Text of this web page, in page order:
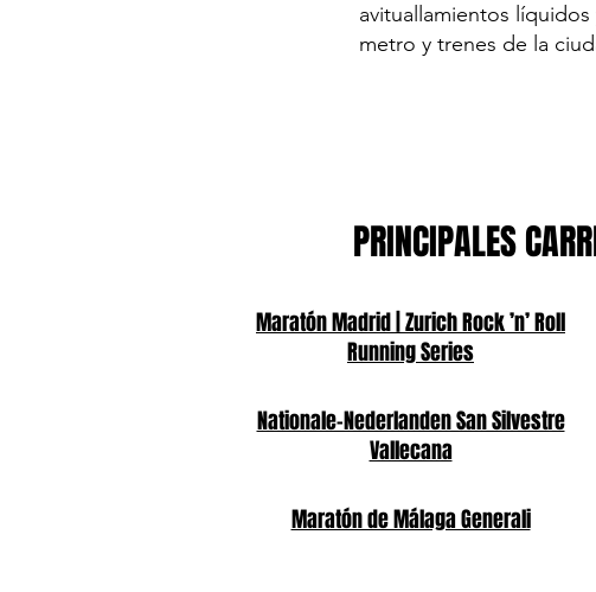
avituallamientos
metro y trenes de la
PRINCIPALES
Maratón Madrid | Zurich Rock ’n’ Roll
Running Series
Nationale-Nederlanden San Silvestre
Vallecana
Maratón de Málaga Generali